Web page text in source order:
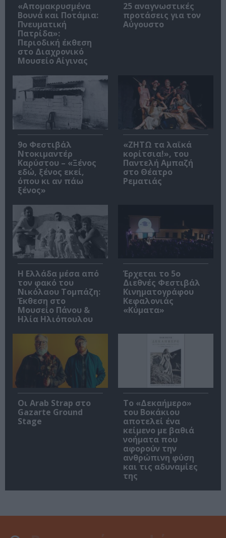
«Απομακρυσμένα
Βουνά και Ποτάμια:
Πνευματική
Πατρίδα»:
Περιοδική έκθεση
στο Διαχρονικό
Μουσείο Αίγινας
25 αναγνωστικές
προτάσεις για τον
Αύγουστο
9ο Φεστιβάλ
Ντοκιμαντέρ
Καρύστου – «Ξένος
εδώ, ξένος εκεί,
όπου κι αν πάω
ξένος»
«ΖΗΤΩ τα λαϊκά
κορίτσια!», του
Παντελή Αμπαζή
στο Θέατρο
Ρεματιάς
Η Ελλάδα μέσα από
τον φακό του
Νικόλαου Τομπάζη:
Έκθεση στο
Μουσείο Πάνου &
Ηλία Ηλιόπουλου
Έρχεται το 5ο
Διεθνές Φεστιβάλ
Κινηματογράφου
Κεφαλονιάς
«Κύματα»
Οι Arab Strap στο
Gazarte Ground
Stage
Το «Δεκαήμερο»
του Βοκάκιου
αποτελεί ένα
κείμενο με βαθιά
νοήματα που
αφορούν την
ανθρώπινη φύση
και τις αδυναμίες
της